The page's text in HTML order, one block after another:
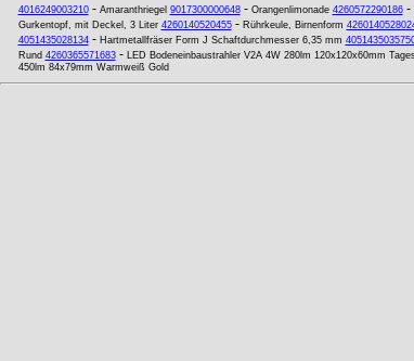
4016249003210- Amaranthriegel 9017300000648- Orangenlimonade 4260572290186-
Gurkentopf, mit Deckel, 3 Liter 4260140520455- Rührkeule, Birnenform
4051435028134- Hartmetallfräser Form J Schaftdurchmesser 6,35 mm
Rund 4260365571683- LED Bodeneinbaustrahler V2A 4W 280lm 120x120x60mm
450lm 84x79mm Warmweiß Gold